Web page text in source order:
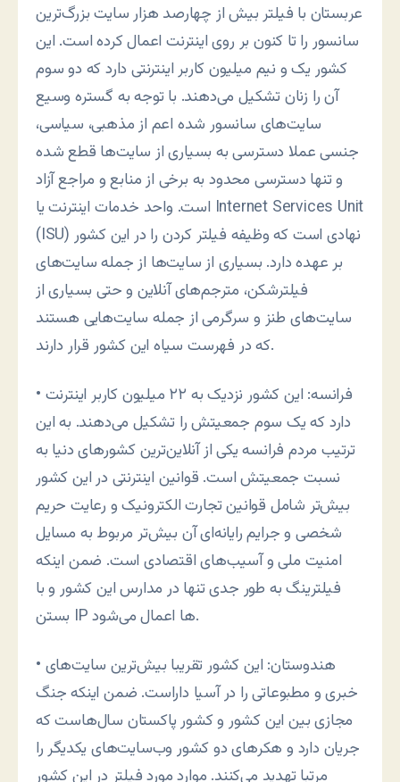
عربستان با فيلتر بيش از چهارصد هزار سايت بزرگ‌‌ترين
سانسور را تا کنون بر روی اينترنت اعمال کرده است. اين
کشور يک و نيم ميلیون کاربر اينترنتی دارد که دو سوم
آن را زنان تشکيل می‌دهند. با توجه به گستره وسيع
سايت‌های سانسور شده اعم از مذهبی، سياسی،
جنسی عملا دسترسی به بسياری از سايت‌ها قطع شده
و تنها دسترسی محدود به برخی از منابع و مراجع آزاد
است. واحد خدمات اينترنت يا Internet Services Unit
(ISU) نهادی است که وظيفه فيلتر کردن را در اين کشور
بر عهده دارد. بسياری از سايت‌ها از جمله سايت‌های
فيلترشکن، مترجم‌های آنلاين و حتی بسياری از
سايت‌های طنز و سرگرمی از جمله سايت‌هايی هستند
که در فهرست سياه اين کشور قرار دارند.
• فرانسه: اين کشور نزديک به ۲۲ ميليون کاربر اينترنت
دارد که يک سوم جمعيتش را تشکيل می‌دهند. به اين
ترتيب مردم فرانسه يکی از آنلاين‌ترين کشورهای دنيا به
نسبت جمعيتش است. قوانين اينترنتی در اين کشور
بیش‌تر شامل قوانين تجارت الکترونيک و رعايت حريم
شخصی و جرايم رايانه‌ای آن بیش‌تر مربوط به مسايل
امنيت ملی و آسیب‌های اقتصادی است. ضمن اينکه
فيلترينگ به طور جدی تنها در مدارس اين کشور و با
بستن IP ها اعمال می‌شود.
• هندوستان: اين کشور تقريبا بیش‌ترين سايت‌های
خبری و مطبوعاتی را در آسيا داراست. ضمن اينکه جنگ
مجازی بين اين کشور و کشور پاکستان سال‌هاست که
جريان دارد و هکرهای دو کشور وب‌سايت‌های يکديگر را
مرتبا تهديد می‌کنند. موارد مورد فيلتر در اين کشور